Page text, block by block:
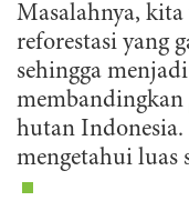
Masalahnya,
reforestasi yang
sehingga
membandingkan
hutan
mengetahui luas